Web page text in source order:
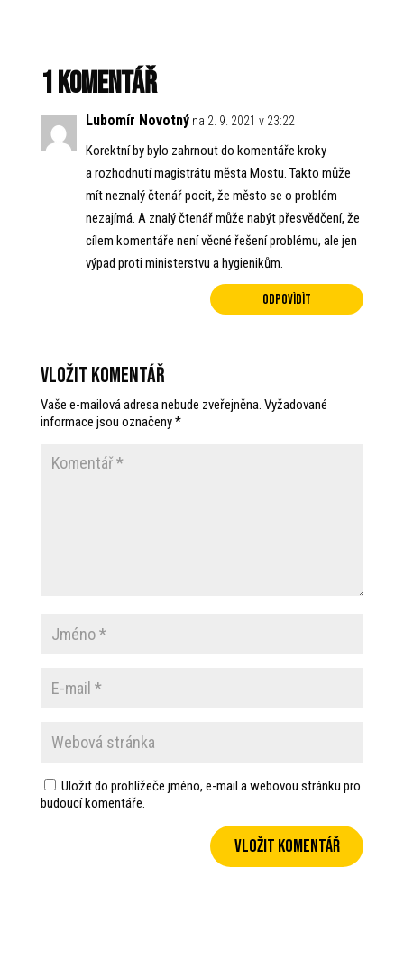
1 komentář
Lubomír Novotný na 2. 9. 2021 v 23:22
Korektní by bylo zahrnout do komentáře kroky
a rozhodnutí magistrátu města Mostu. Takto může
mít neznalý čtenář pocit, že město se o problém
nezajímá. A znalý čtenář může nabýt přesvědčení, že
cílem komentáře není věcné řešení problému, ale jen
výpad proti ministerstvu a hygienikům.
Odpovìdìt
Vložit komentář
Vaše e-mailová adresa nebude zveřejněna. Vyžadované
informace jsou označeny*
Uložit do prohlížeče jméno, e-mail a webovou stránku pro
budoucí komentáře.